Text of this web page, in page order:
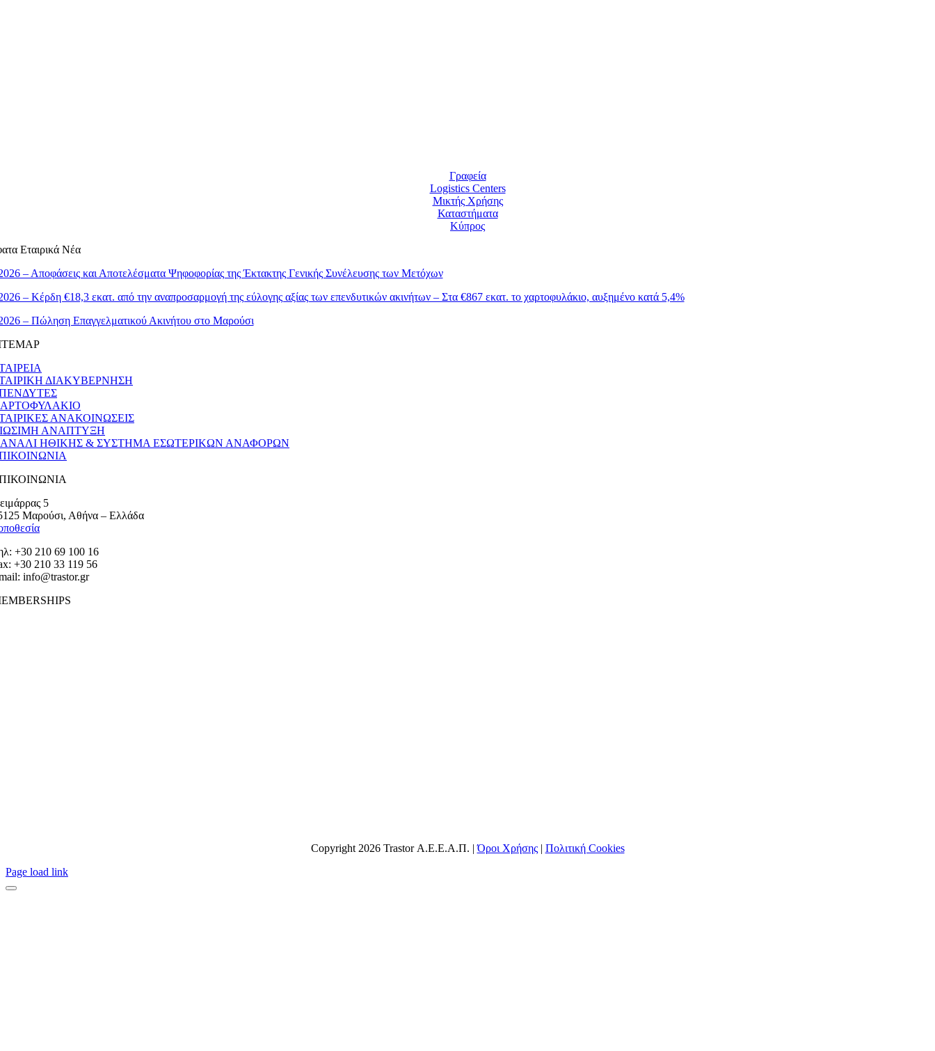
Γραφεία
Logistics Centers
Μικτής Χρήσης
Καταστήματα
Κύπρος
Εταιρικά Νέα
– Αποφάσεις και Αποτελέσματα Ψηφοφορίας της Έκτακτης Γενικής Συνέλευσης των Μετόχων
– Κέρδη €18,3 εκατ. από την αναπροσαρμογή της εύλογης αξίας των επενδυτικών ακινήτων – Στα €867 εκατ. το χαρτοφυλάκιο, αυξημένο κατά 5,4%
– Πώληση Επαγγελματικού Ακινήτου στο Μαρούσι
ΔΙΑΚΥΒΕΡΝΗΣΗ
ΑΝΑΚΟΙΝΩΣΕΙΣ
ΑΝΑΠΤΥΞΗ
ΗΘΙΚΗΣ & ΣΥΣΤΗΜΑ ΕΣΩΤΕΡΙΚΩΝ ΑΝΑΦΟΡΩΝ
5
Μαρούσι, Αθήνα – Ελλάδα
+30 210 69 100 16
+30 210 33 119 56
info@trastor.gr
Copyright 2026 Trastor Α.Ε.Ε.Α.Π. |Όροι Χρήσης| Πολιτική Cookies
Page load link